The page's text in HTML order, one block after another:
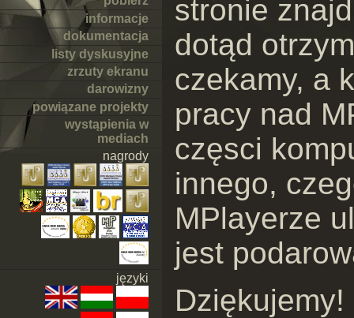
informacje
dokumentacja
listy dyskusyjne
zrzuty ekranu
darowizny
powiązane projekty
wystąpienia w
mediach
nagrody
języki
stronie
dotąd
czekamy, a
pracy nad
częsci
innego,
MPlayerze
jest
Dziękujemy!